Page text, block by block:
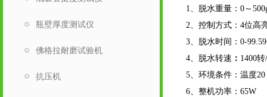
1、脱水重量：0～
2、控制方式：4位高
3、脱水时间：0-
4、脱水转速 ： 1400
5、环境条件：温度
6、整机功率：65W
瓶壁厚度测试仪
佛格拉耐磨试验机
抗压机